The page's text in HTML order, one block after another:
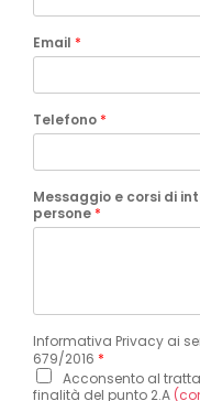
Email *
Telefono *
Messaggio e corsi di
persone *
Informativa Privacy ai
679/2016 *
Acconsento al
finalità del punto 2.A